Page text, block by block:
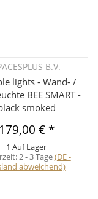
B.V.
lights - Wand- /
BEE SMART -
smoked
179,00 € *
1 Auf Lager
2 - 3 Tage(DE -
abweichend)